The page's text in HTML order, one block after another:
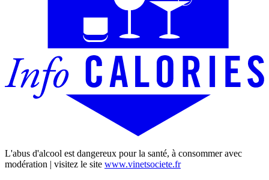
L'abus d'alcool est dangereux pour la santé, à consommer avec
modération | visitez le site www.vinetsociete.fr